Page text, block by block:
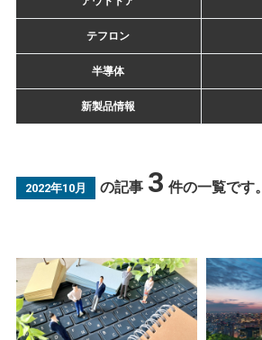
テフロン
半導体
新製品情報
2022年10月 の記事 3 件の一覧です。